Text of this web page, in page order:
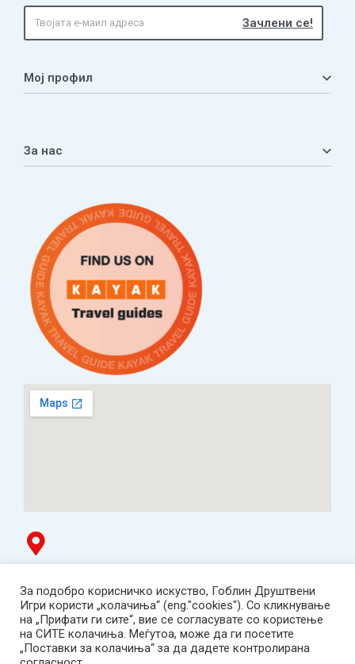
Мој профил
Листа на желби
За нас
Услови за плаќање и испорака
Наши партнери
ТЦ Буњаковец - 1. кат, Скопје.
Tел: 078 669 482
Работно време: пон-пет 12:00-19:00 /саб 12:00-17:00
2001-2026 Goblin Games, All Rights Reserved.
Гоблин ДОО, Скопје. Даночен број:
За подобро корисничко искуство, Гоблин Друштвени
Игри користи „колачиња“ (eng."cookies"). Со кликнување
на „Прифати ги сите“, вие се согласувате со користење
на СИТЕ колачиња. Меѓутоа, може да ги посетите
„Поставки за колачиња“ за да дадете контролирана